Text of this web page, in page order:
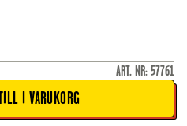
ART. NR: 57761
I VARUKORG